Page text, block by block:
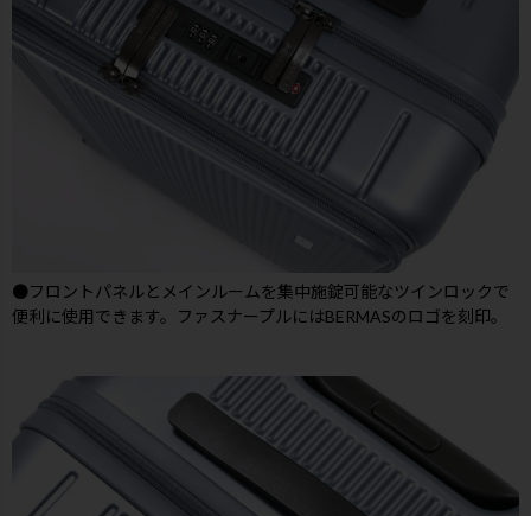
●フロントパネルとメインルームを集中施錠可能なツインロックで
便利に使用できます。ファスナープルにはBERMASのロゴを刻印。